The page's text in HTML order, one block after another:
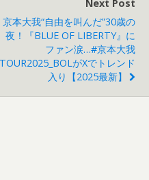
Next Post
京本大我“自由を叫んだ”30歳の
夜！『BLUE OF LIBERTY』に
ファン涙…#京本大我
TOUR2025_BOLがXでトレンド
入り【2025最新】